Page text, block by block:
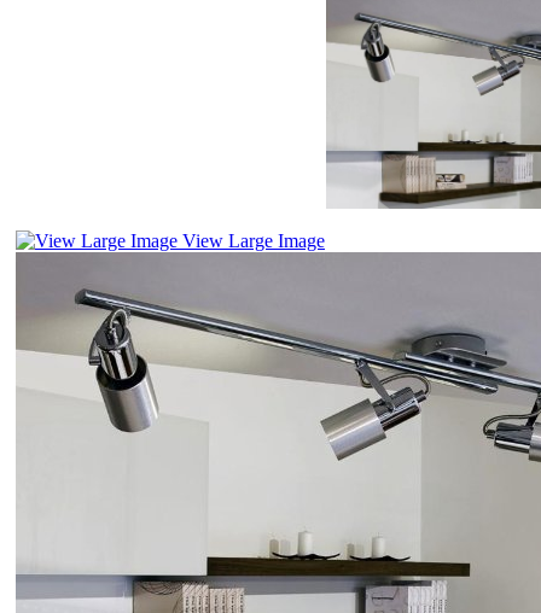
View Large Image